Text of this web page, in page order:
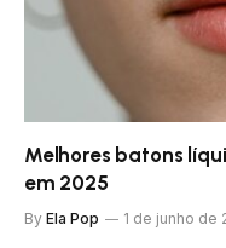
Melhores batons
em 2025
By Ela Pop 1 de junho de